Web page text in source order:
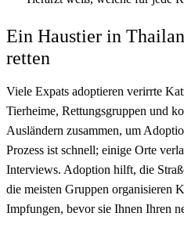
Ein Haustier in
retten
Viele Expats adoptieren verirrte
Tierheime, Rettungsgruppen und
Ausländern zusammen, um
Prozess ist schnell; einige Orte
Interviews. Adoption hilft, die
die meisten Gruppen organisieren
Impfungen, bevor sie Ihnen Ihren